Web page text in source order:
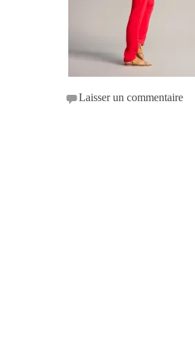
Laisser un commentaire